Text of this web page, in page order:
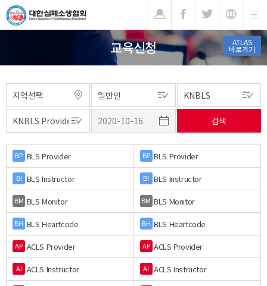
ATLAS
바로가기
교육신청
BP BLS Provider BP BLS Provider
BI BLS Instructor BI BLS Instructor
BM BLS Monitor BM BLS Monitor
BH BLS Heartcode BH BLS Heartcode
AP ACLS Provider AP ACLS Provider
AI ACLS Instructor AI ACLS Instructor